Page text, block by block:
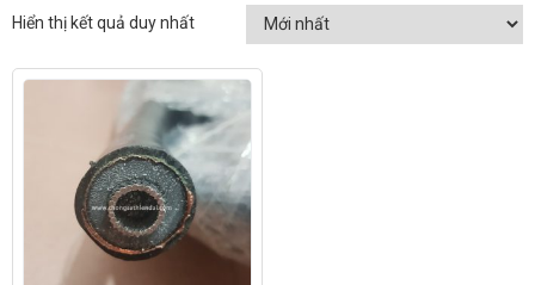
Hiển thị kết quả duy nhất